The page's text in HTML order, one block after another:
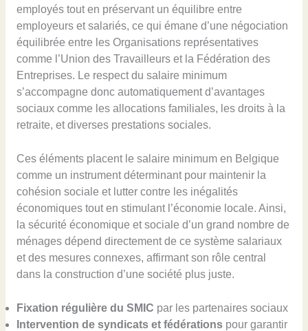
employés tout en préservant un équilibre entre
employeurs et salariés, ce qui émane d’une négociation
équilibrée entre les Organisations représentatives
comme l’Union des Travailleurs et la Fédération des
Entreprises. Le respect du salaire minimum
s’accompagne donc automatiquement d’avantages
sociaux comme les allocations familiales, les droits à la
retraite, et diverses prestations sociales.
Ces éléments placent le salaire minimum en Belgique
comme un instrument déterminant pour maintenir la
cohésion sociale et lutter contre les inégalités
économiques tout en stimulant l’économie locale. Ainsi,
la sécurité économique et sociale d’un grand nombre de
ménages dépend directement de ce système salariaux
et des mesures connexes, affirmant son rôle central
dans la construction d’une société plus juste.
Fixation régulière du SMIC par les partenaires sociaux
Intervention de syndicats et fédérationspour garantir